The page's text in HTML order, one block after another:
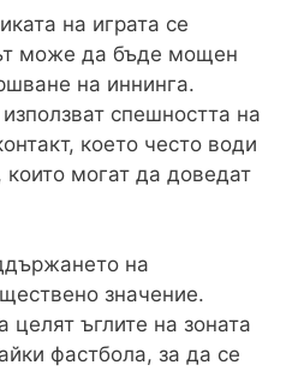
на играта се
може да бъде мощен
на иннинга.
спешността на
което често води
могат да доведат
на
значение.
целят ъглите на зоната
фастбола, за да се